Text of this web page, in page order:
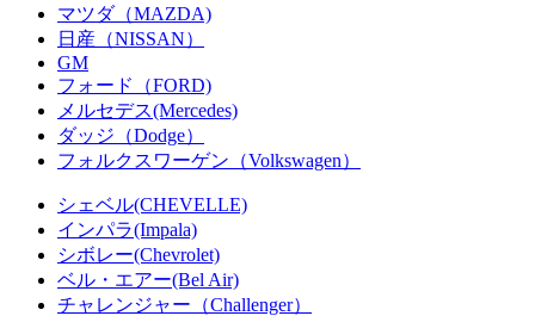
マツダ（MAZDA)
日産（NISSAN）
GM
フォード（FORD)
メルセデス(Mercedes)
ダッジ（Dodge）
フォルクスワーゲン（Volkswagen）
シェベル(CHEVELLE)
インパラ(Impala)
シボレー(Chevrolet)
ベル・エアー(Bel Air)
チャレンジャー（Challenger）